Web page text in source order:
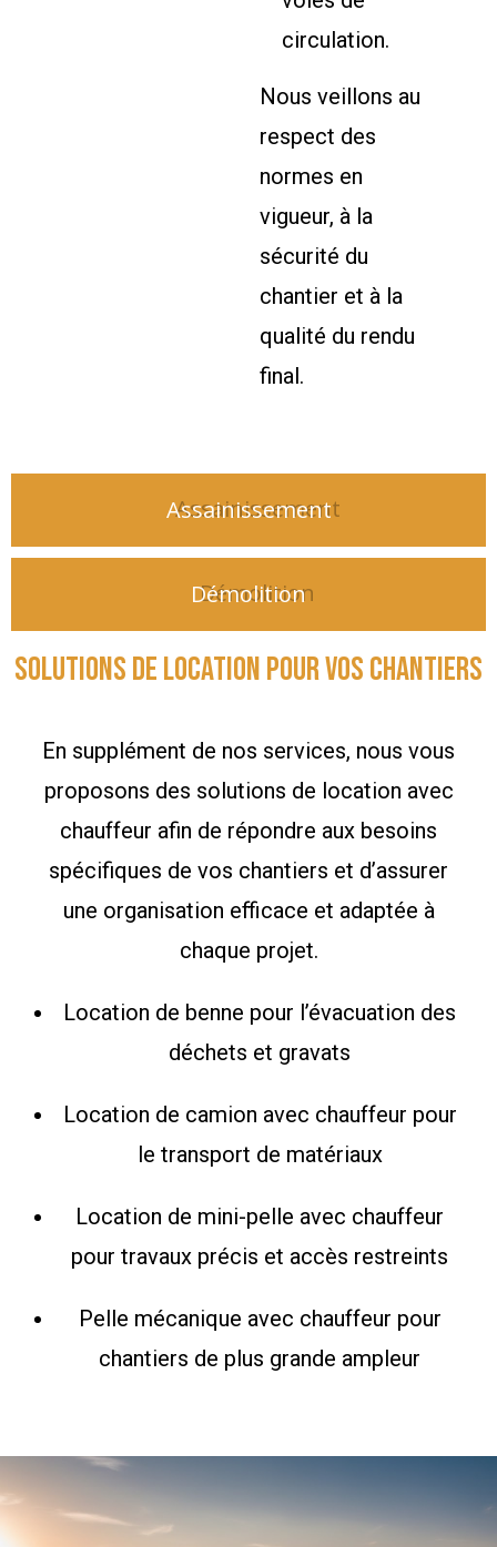
Assainissement
Démolition
circulation.
Nous veillons au
respect des
normes en
vigueur, à la
sécurité du
chantier et à la
qualité du rendu
final.
Solutions de location pour vos chantiers
En supplément de nos services, nous vous
proposons des solutions de location avec
chauffeur afin de répondre aux besoins
spécifiques de vos chantiers et d’assurer
une organisation efficace et adaptée à
chaque projet.
Location de benne pour l’évacuation des
déchets et gravats
Location de camion avec chauffeur pour
le transport de matériaux
Location de mini-pelle avec chauffeur
pour travaux précis et accès restreints
Pelle mécanique avec chauffeur pour
chantiers de plus grande ampleur